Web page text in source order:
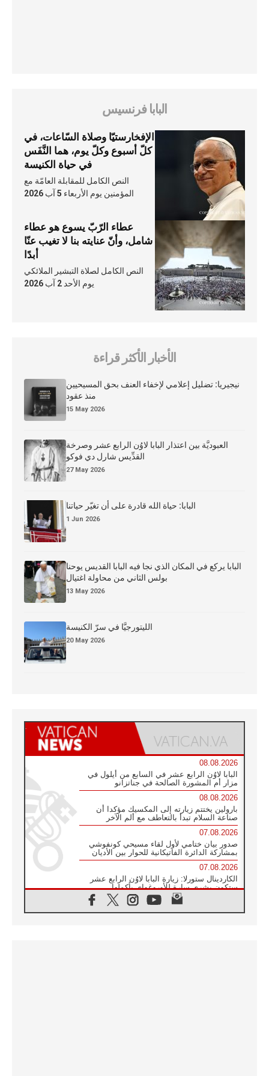
البابا فرنسيس
الإفخارستيّا وصلاة السّاعات، في
كلّ أسبوع وكلّ يوم، هما النَّفَس
في حياة الكنيسة
النص الكامل للمقابلة العامّة مع
المؤمنين يوم الأربعاء 5 آب 2026
عطاء الرّبّ يسوع هو عطاء
شامل، وأنّ عنايته بنا لا تغيب عنّا
أبدًا
النص الكامل لصلاة التبشير الملائكي
يوم الأحد 2 آب 2026
الأخبار الأكثر قراءة
نيجيريا: تضليل إعلامي لإخفاء العنف بحق المسيحيين
منذ عقود
15 May 2026
العبوديَّة بين اعتذار البابا لاوُن الرابع عشر وصرخة
القدِّيس شارل دي فوكو
27 May 2026
البابا: حياة الله قادرة على أن تغيّر حياتنا
1 Jun 2026
البابا يركع في المكان الذي نجا فيه البابا القديس يوحنا
بولس الثاني من محاولة اغتيال
13 May 2026
الليتورجيَّا في سرّ الكنيسة
20 May 2026
08.08.2026
البابا لاوُن الرابع عشر في السابع من أيلول في
مزار أم المشورة الصالحة في جناتزانو
08.08.2026
بارولين يختتم زيارته إلى المكسيك مؤكدا أن
صناعة السلام تبدأ بالتعاطف مع ألم الآخر
07.08.2026
صدور بيان ختامي لأول لقاء مسيحي كونفوشي
بمشاركة الدائرة الفاتيكانية للحوار بين الأديان
07.08.2026
الكاردينال ستورلا: زيارة البابا لاوُن الرابع عشر
ستكون بشرى سارة للأوروغواي بأكملها
الفاتيكان يعلن برنامج الزيارة الرسولية للبابا لاوُن